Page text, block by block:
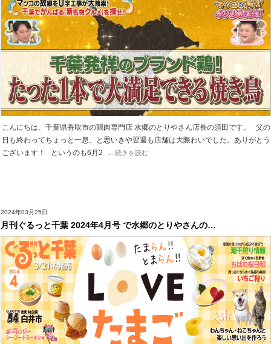
こんにちは、千葉県香取市の鶏肉専門店 水郷のとりやさん店長の須田です。 父の
日も終わってちょっと一息、と思いきや翌週も店舗は大賑わいでした。ありがとう
ございます！ というのも6月2
... 続きを読む
2024年03月25日
月刊ぐるっと千葉 2024年4月号 で水郷のとりやさんの…